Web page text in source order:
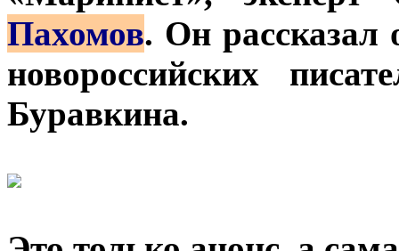
Пахомов. Он рассказал
новороссийских
Буравкина.